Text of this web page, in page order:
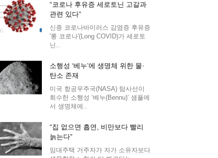
“코로나 후유증 세로토닌 고갈과
관련 있다”
신종 코로나바이러스 감염증 후유증
'롱 코로나'(Long COVID)가 세로토
닌..
소행성 ‘베누’에 생명체 위한 물·
탄소 존재
미국 항공우주국(NASA) 탐사선이
회수한 소행성 ‘베누(Bennu)’ 샘플에
서 생명체에..
“집 없으면 흡연, 비만보다 빨리
늙는다”
임대주택 거주자가 자가 소유자보다